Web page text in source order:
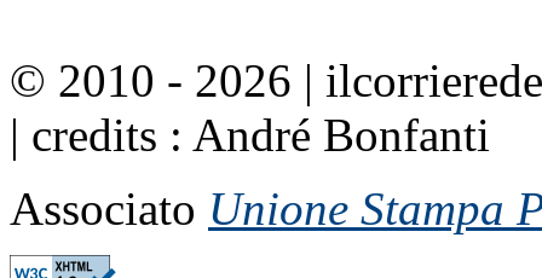
© 2010 - 2026 |
| credits : André Bonfanti
Associato Unione Stampa